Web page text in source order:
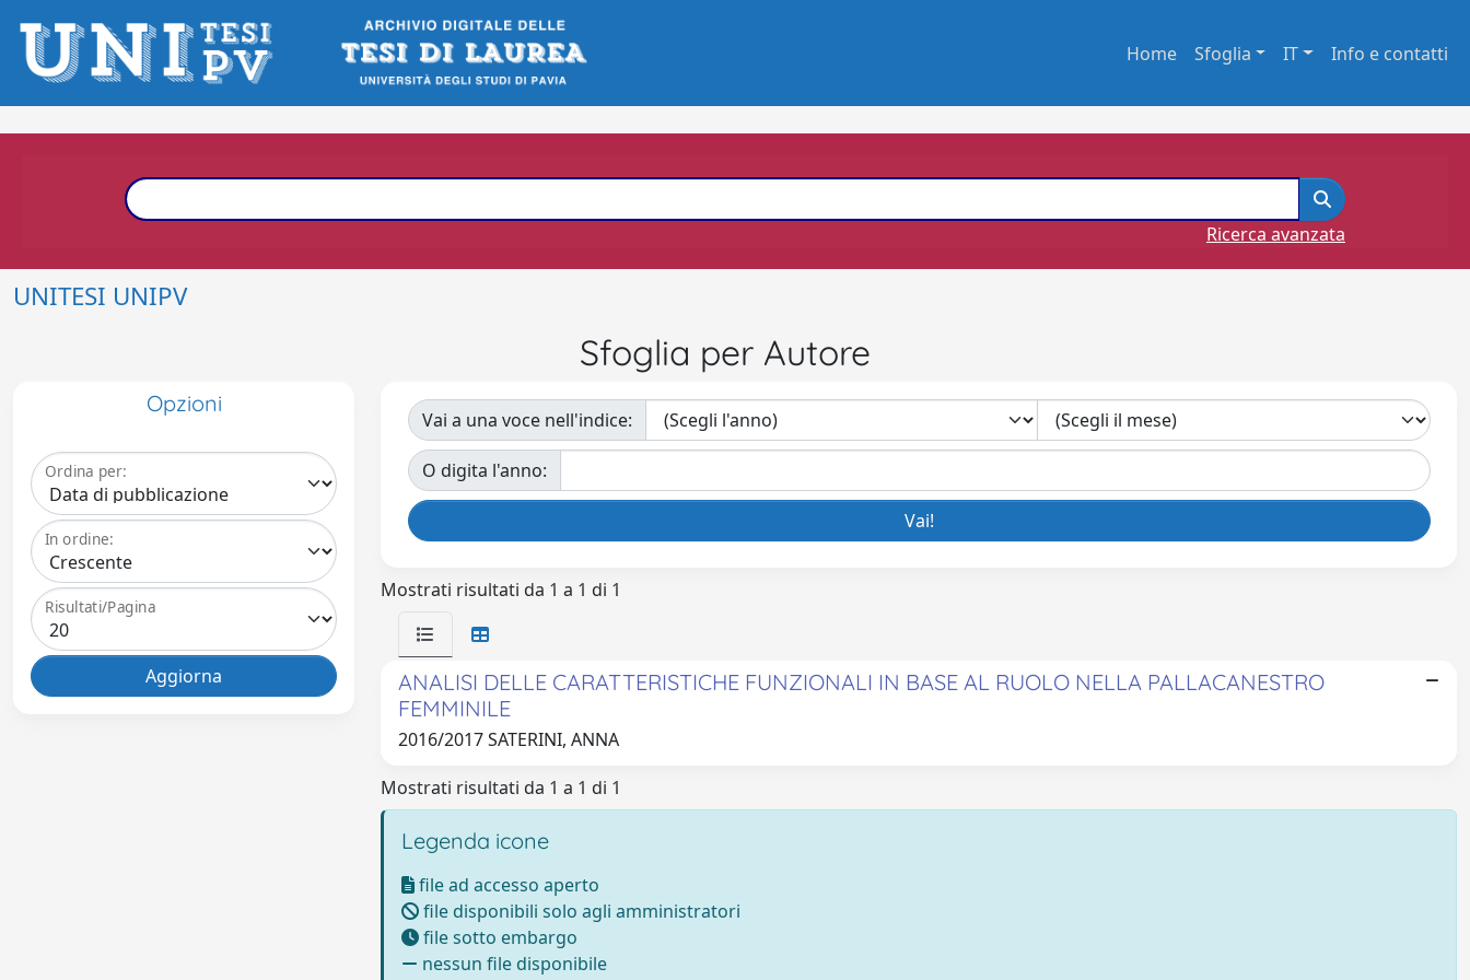
Home Sfoglia IT Info e contatti
Ricerca avanzata
UNITESI UNIPV
Sfoglia per Autore
Opzioni
Ordina per:
In ordine:
Risultati/Pagina
Vai a una voce nell'indice:
O digita l'anno:
Mostrati risultati da 1 a 1 di 1
ANALISI DELLE CARATTERISTICHE FUNZIONALI IN BASE AL RUOLO NELLA PALLACANESTRO
FEMMINILE
2016/2017 SATERINI, ANNA
Mostrati risultati da 1 a 1 di 1
Legenda icone
file ad accesso aperto
file disponibili solo agli amministratori
file sotto embargo
nessun file disponibile